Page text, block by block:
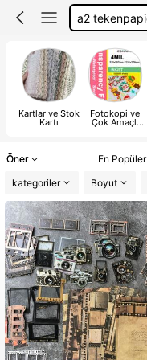
scrabbook
journal
Kartlar ve Stok
Kartı
Fotokopi ve
Çok Amaçlı
Öner En Popüler
kategoriler
Boyut